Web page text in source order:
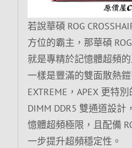
若說華碩 ROG
方位的霸主，那華碩 ROG
就是專精於記憶體超頻
一樣是豐滿的雙面散熱
EXTREME，APEX 更特
DIMM DDR5 雙通道設
憶體超頻極限，且配備
一步提升超頻穩定性。